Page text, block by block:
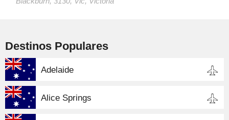
Destinos Populares
Adelaide
Alice Springs